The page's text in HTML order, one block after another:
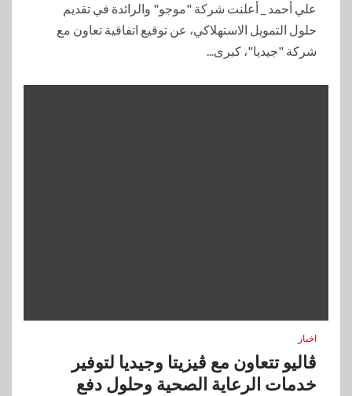
علي أحمد _ أعلنت شركة "موجو" والرائدة في تقديم
حلول التمويل الاستهلاكي، عن توقيع اتفاقية تعاون مع
شركة "جيديا"، كبرى...
اخبار
ڤاليو تتعاون مع ڤيزيتا وجيديا لتوفير
خدمات الرعاية الصحية وحلول دفع